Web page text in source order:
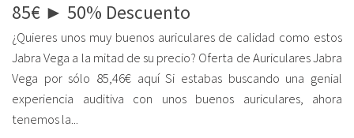
85€ ► 50% Descuento
¿Quieres unos muy buenos auriculares de calidad como estos
Jabra Vega a la mitad de su precio? Oferta de Auriculares Jabra
Vega por sólo 85,46€ aquí Si estabas buscando una genial
experiencia auditiva con unos buenos auriculares, ahora
tenemos la...